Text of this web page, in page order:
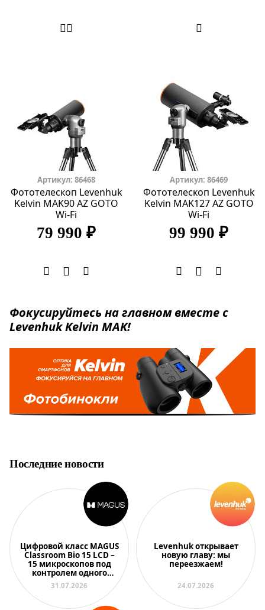
Артикул: 86468
Фототелескоп Levenhuk
Kelvin MAK90 AZ GOTO
Wi-Fi
79 990 ₽
Артикул: 86469
Фототелескоп Levenhuk
Kelvin MAK127 AZ GOTO
Wi-Fi
99 990 ₽
Фокусируйтесь на главном вместе с
Levenhuk Kelvin MAK!
Последние новости
Цифровой класс MAGUS
Classroom Bio 15 LCD –
15 микроскопов под
контролем одного
преподавателя
31.07.2026
Levenhuk открывает
новую главу: мы
переезжаем!
24.07.2026